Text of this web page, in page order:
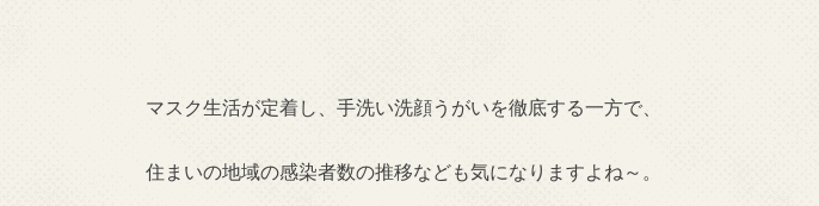
マスク生活が定着し、手洗い洗顔うがいを徹底する一方で、
住まいの地域の感染者数の推移なども気になりますよね～。